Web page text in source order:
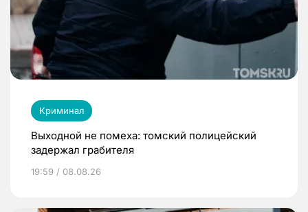
Криминал
Выходной не помеха: томский полицейский
задержал грабителя
19:59 / 08.08.26